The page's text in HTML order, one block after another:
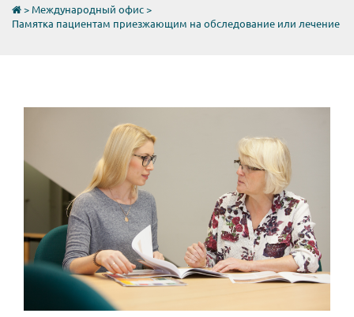
> Международный офис >
Памятка пациентам приезжающим на обследование или лечение